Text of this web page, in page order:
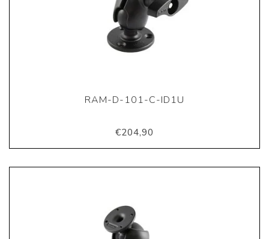
RAM-D-101-C-ID1U
€204,90